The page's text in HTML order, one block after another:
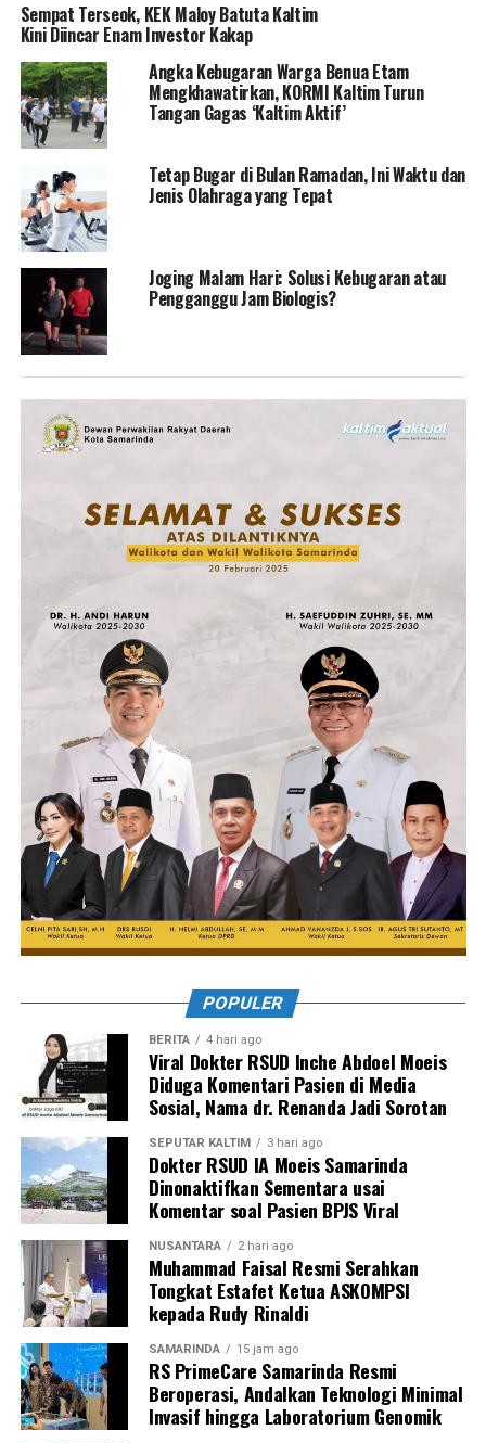
Sempat Terseok, KEK Maloy Batuta Kaltim
Kini Diincar Enam Investor Kakap
Angka Kebugaran Warga Benua Etam
Mengkhawatirkan, KORMI Kaltim Turun
Tangan Gagas ‘Kaltim Aktif’
Tetap Bugar di Bulan Ramadan, Ini Waktu dan
Jenis Olahraga yang Tepat
Joging Malam Hari: Solusi Kebugaran atau
Pengganggu Jam Biologis?
POPULER
BERITA 4 hari ago
Viral Dokter RSUD Inche Abdoel Moeis
Diduga Komentari Pasien di Media
Sosial, Nama dr. Renanda Jadi Sorotan
SEPUTAR KALTIM 3 hari ago
Dokter RSUD IA Moeis Samarinda
Dinonaktifkan Sementara usai
Komentar soal Pasien BPJS Viral
NUSANTARA 2 hari ago
Muhammad Faisal Resmi Serahkan
Tongkat Estafet Ketua ASKOMPSI
kepada Rudy Rinaldi
SAMARINDA 15 jam ago
RS PrimeCare Samarinda Resmi
Beroperasi, Andalkan Teknologi Minimal
Invasif hingga Laboratorium Genomik